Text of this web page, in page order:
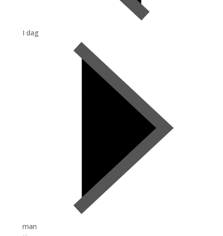
I dag
man